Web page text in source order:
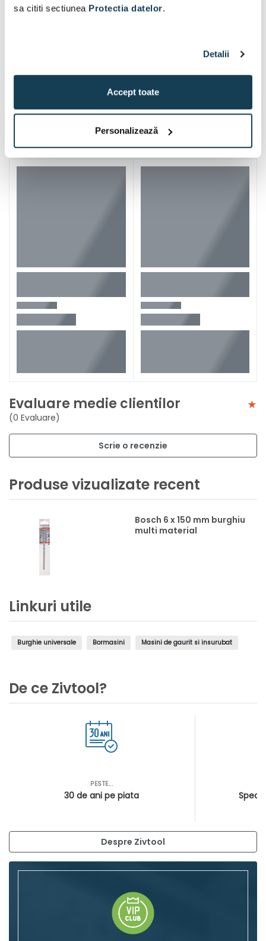
sa cititi sectiunea Protectia datelor.
Detalii
Accept toate
Personalizează
Iti mai recomandam si
Evaluare medie clientilor
(0 Evaluare)
Scrie o recenzie
Produse vizualizate recent
Bosch 6 x 150 mm burghiu
multi material
Linkuri utile
Burghie universale Bormasini Masini de gaurit si insurubat
De ce Zivtool?
PESTE...
30 de ani pe piata
Despre Zivtool